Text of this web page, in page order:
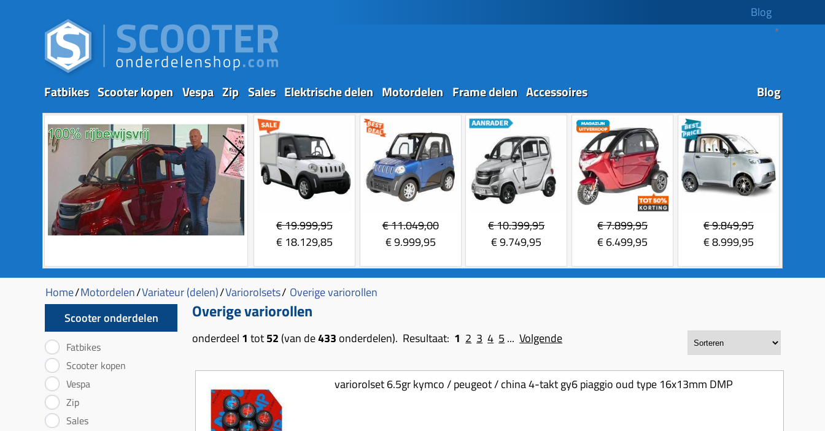
Blog
Fatbikes Scooter kopen Vespa Zip Sales Elektrische delen Motordelen Frame delen Accessoires Blog
€19.999,95
€ 18.129,85
€11.049,00
€9.999,95
€10.399,95
€9.749,95
€7.899,95
€6.499,95
€9.849,95
€8.999,95
Home/Motordelen/Variateur (delen)/Variorolsets/ Overige variorollen
Scooter onderdelen
Fatbikes
Scooter kopen
Vespa
Zip
Sales
Overige variorollen
onderdeel 1 tot52 (van de433 onderdelen). Resultaat: 1 2 3 4 5 ... Volgende
variorolset 6.5gr kymco / peugeot / china 4-takt gy6 piaggio oud type 16x13mm DMP